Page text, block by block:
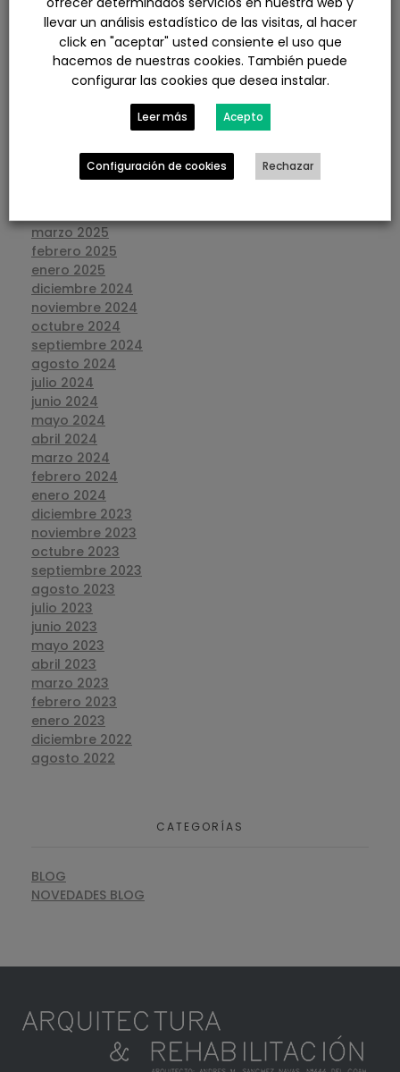
marzo 2026
febrero 2026
enero 2026
diciembre 2025
noviembre 2025
septiembre 2025
julio 2025
junio 2025
marzo 2025
febrero 2025
enero 2025
diciembre 2024
noviembre 2024
octubre 2024
septiembre 2024
agosto 2024
julio 2024
junio 2024
mayo 2024
abril 2024
marzo 2024
febrero 2024
enero 2024
diciembre 2023
noviembre 2023
octubre 2023
septiembre 2023
agosto 2023
julio 2023
junio 2023
mayo 2023
abril 2023
marzo 2023
febrero 2023
enero 2023
diciembre 2022
agosto 2022
CATEGORÍAS
BLOG
NOVEDADES BLOG
llevar un análisis estadístico de las visitas, al hacer
click en "aceptar" usted consiente el uso que
hacemos de nuestras cookies. También puede
configurar las cookies que desea instalar.
Leer más Acepto
Configuración de cookies Rechazar